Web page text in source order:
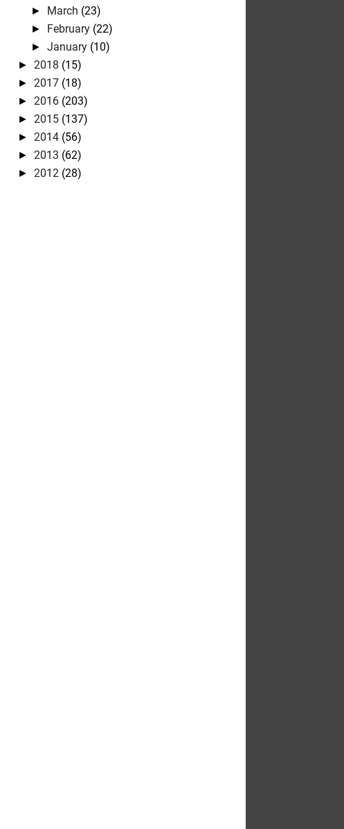
► March (23)
► February (22)
►January (10)
► 2018 (15)
► 2017 (18)
► 2016 (203)
► 2015 (137)
► 2014 (56)
► 2013 (62)
► 2012 (28)